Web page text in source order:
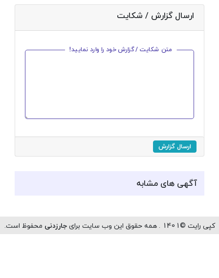
ارسال گزارش / شکایت
متن شکایت / گزارش خود را وارد نمایید!
ارسال گزارش
آگهی های مشابه
©1401 . همه حقوق این وب سایت برای جارزدنیمحفوظ است.